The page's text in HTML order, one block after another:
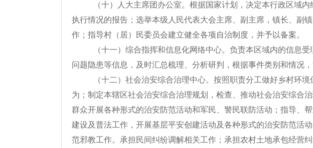
（十）人大主席团办公室。根据国家计划，决定本行政区域
执行情况的报告；选举本级人民代表大会主席、副主席，镇长、副
作；指导村（居）民委员会建立健全各项自治制度，并予以备案。
（十一）综合指挥和信息化网络中心。负责本区域内的信息
问题隐患等信息，及时汇总梳理、分析研判，根据事件类别和情况
（十二）社会治安综合治理中心。按照职责分工做好乡村环
为；制定本辖区社会治安综合治理规划，检查、推动社会治安综合
群众开展各种形式的治安防范活动和军民、警民联防活动；指导、
建设及普法工作，开展基层平安创建活动及各种形式的治安防范活
范邪教工作。承担民间纠纷调解相关工作；承担农村土地承包经营